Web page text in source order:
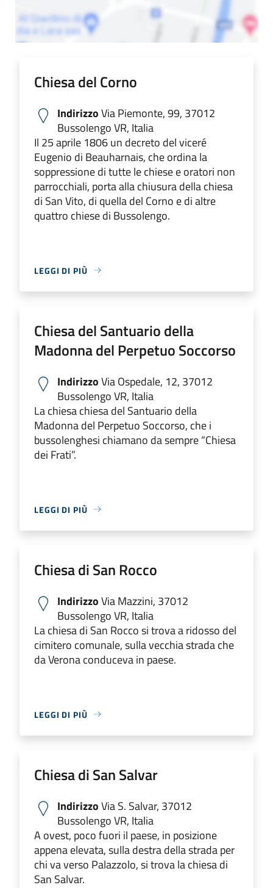
Chiesa del Corno
IndirizzoVia Piemonte, 99, 37012
Bussolengo VR, Italia
Il 25 aprile 1806 un decreto del viceré
Eugenio di Beauharnais, che ordina la
soppressione di tutte le chiese e oratori non
parrocchiali, porta alla chiusura della chiesa
di San Vito, di quella del Corno e di altre
quattro chiese di Bussolengo.
LEGGI DI PIÙ
Chiesa del Santuario della
Madonna del Perpetuo Soccorso
IndirizzoVia Ospedale, 12, 37012
Bussolengo VR, Italia
La chiesa chiesa del Santuario della
Madonna del Perpetuo Soccorso, che i
bussolenghesi chiamano da sempre “Chiesa
dei Frati”.
LEGGI DI PIÙ
Chiesa di San Rocco
IndirizzoVia Mazzini, 37012
Bussolengo VR, Italia
La chiesa di San Rocco si trova a ridosso del
cimitero comunale, sulla vecchia strada che
da Verona conduceva in paese.
LEGGI DI PIÙ
Chiesa di San Salvar
IndirizzoVia S. Salvar, 37012
Bussolengo VR, Italia
A ovest, poco fuori il paese, in posizione
appena elevata, sulla destra della strada per
chi va verso Palazzolo, si trova la chiesa di
San Salvar.